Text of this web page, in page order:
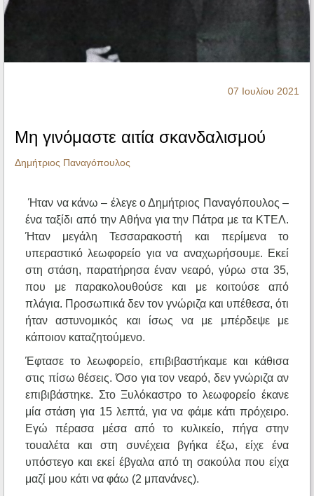
07 Ιουλίου 2021
Μη γινόμαστε αιτία σκανδαλισμού
Δημήτριος Παναγόπουλος
Ήταν να κάνω – έλεγε ο Δημήτριος Παναγόπουλος –
ένα ταξίδι από την Αθήνα για την Πάτρα με τα ΚΤΕΛ.
Ήταν μεγάλη Τεσσαρακοστή και περίμενα το
υπεραστικό λεωφορείο για να αναχωρήσουμε. Εκεί
στη στάση, παρατήρησα έναν νεαρό, γύρω στα 35,
που με παρακολουθούσε και με κοιτούσε από
πλάγια. Προσωπικά δεν τον γνώριζα και υπέθεσα, ότι
ήταν αστυνομικός και ίσως να με μπέρδεψε με
κάποιον καταζητούμενο.
Έφτασε το λεωφορείο, επιβιβαστήκαμε και κάθισα
στις πίσω θέσεις. Όσο για τον νεαρό, δεν γνώριζα αν
επιβιβάστηκε. Στο Ξυλόκαστρο το λεωφορείο έκανε
μία στάση για 15 λεπτά, για να φάμε κάτι πρόχειρο.
Εγώ πέρασα μέσα από το κυλικείο, πήγα στην
τουαλέτα και στη συνέχεια βγήκα έξω, είχε ένα
υπόστεγο και εκεί έβγαλα από τη σακούλα που είχα
μαζί μου κάτι να φάω (2 μπανάνες).